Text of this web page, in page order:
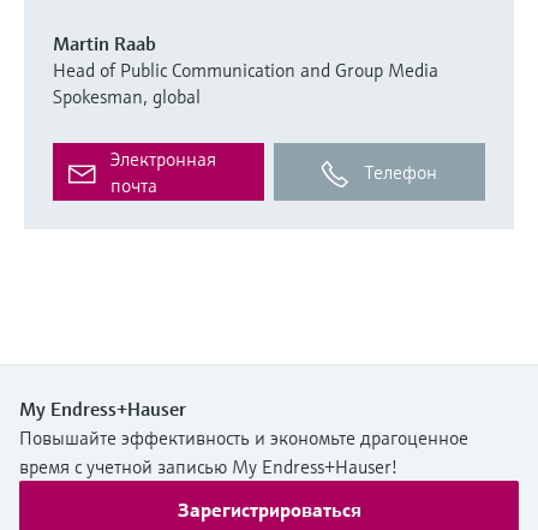
Martin Raab
Head of Public Communication and Group Media
Spokesman, global
Электронная
почта
Телефон
My Endress+Hauser
Повышайте эффективность и экономьте драгоценное
время с учетной записью My Endress+Hauser!
Зарегистрироваться